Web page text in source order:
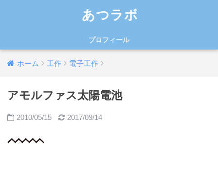
あつラボ
プロフィール
ホーム 工作 電子工作
アモルファス太陽電池
2010/05/15 2017/09/14